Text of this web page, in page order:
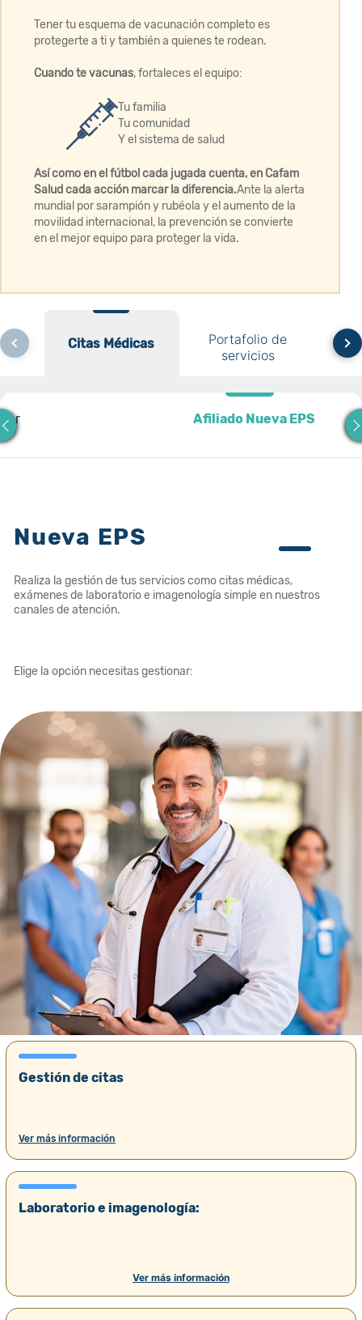
Tener tu esquema de vacunación completo es
protegerte a ti y también a quienes te rodean. ​
Cuando te vacunas, fortaleces el equipo:
Tu familia
Tu comunidad
Y el sistema de salud
Así como en el fútbol cada jugada cuenta, en Cafam
Salud cada acción marcar la diferencia.​ Ante la alerta
mundial por sarampión y rubéola y el aumento de la
movilidad internacional, la prevención se convierte
en el mejor equipo para proteger la vida.
Citas Médicas
Citas Médicas
Portafolio de
servicios
Afiliado Nueva EPS
Afiliado Nueva EPS
Nueva EPS
Realiza la gestión de tus servicios como citas médicas,
exámenes de laboratorio e imagenología simple en nuestros
canales de atención.​
Elige la opción necesitas gestionar:
Gestión de citas
Ver más información
Laboratorio e imagenología:
Ver más información